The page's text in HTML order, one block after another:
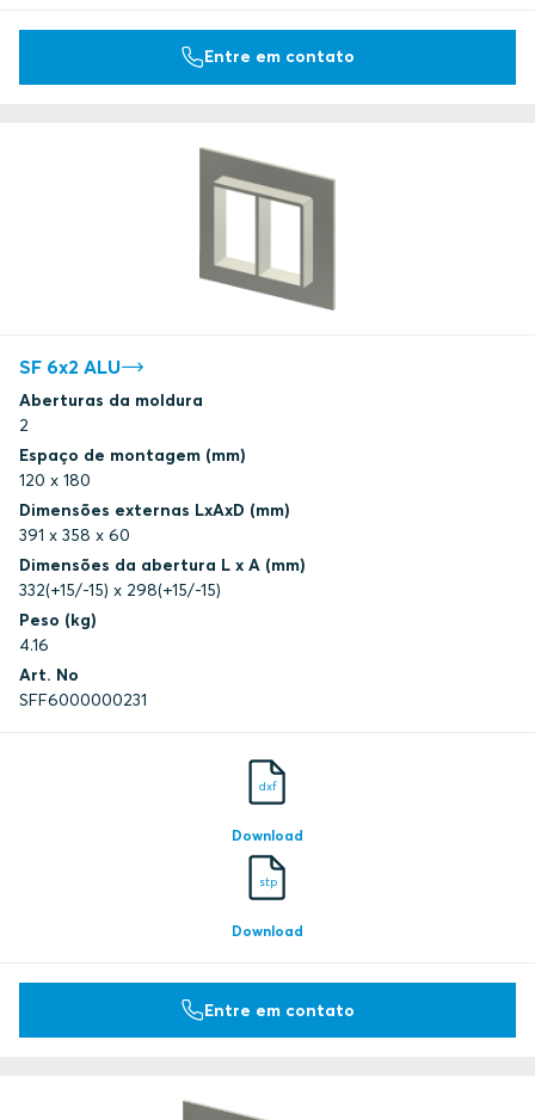
Entre em contato
SF 6x2 ALU
Aberturas da moldura
2
Espaço de montagem (mm)
120 x 180
Dimensões externas LxAxD (mm)
391 x 358 x 60
Dimensões da abertura L x A (mm)
332(+15/-15) x 298(+15/-15)
Peso (kg)
4.16
Art. No
SFF6000000231
dxf
Download
stp
Download
Entre em contato